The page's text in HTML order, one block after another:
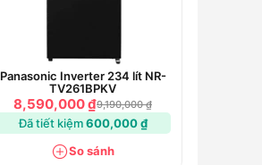
Panasonic Inverter 234 lít NR-
TV261BPKV
8,590,000 ₫9,190,000 ₫
Đã tiết kiệm600,000 ₫
So sánh